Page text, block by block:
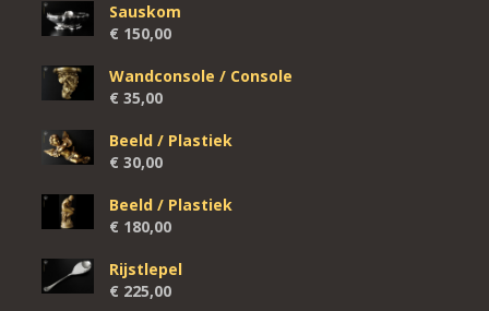
Sauskom
€ 150,00
Wandconsole / Console
€ 35,00
Beeld / Plastiek
€ 30,00
Beeld / Plastiek
€ 180,00
Rijstlepel
€ 225,00